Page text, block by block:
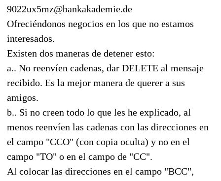
9022ux5mz@bankakademie.de
Ofreciéndonos negocios en los que no estamos
interesados.
Existen dos maneras de detener esto:
a.. No reenvíen cadenas, dar DELETE al mensaje
recibido. Es la mejor manera de querer a sus
amigos.
b.. Si no creen todo lo que les he explicado, al
menos reenvíen las cadenas con las direcciones en
el campo "CCO" (con copia oculta) y no en el
campo "TO" o en el campo de "CC".
Al colocar las direcciones en el campo "BCC",